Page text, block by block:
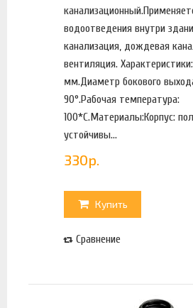
водоотведения внутри
канализация, дождевая
вентиляция.
мм.Диаметр бокового
90°.Рабочая температура:
100*С.Материалы:Корпус:
устойчивы...
330р.
Купить
Сравнение